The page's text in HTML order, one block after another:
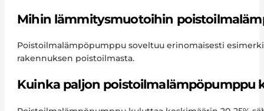
Mihin lämmitysmuotoihin
Poistoilmalämpöpumppu soveltuu erinomaisesti
rakennuksen poistoilmasta.
Kuinka paljon poistoilmalämpöpumppu